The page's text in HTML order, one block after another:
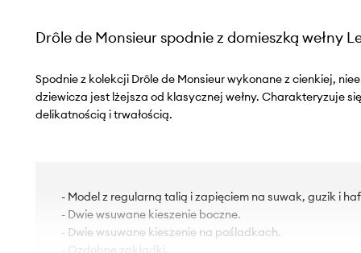
Drôle de Monsieur spodnie z domieszką wełny
Spodnie z kolekcji Drôle de Monsieur wykonane z cienkiej,
dziewicza jest lżejsza od klasycznej wełny. Charakteryzuje
delikatnością i trwałością.
- Model z regularną talią i zapięciem na suwak, guzik i
- Dwie wsuwane kieszenie boczne.
- Dwie wsuwane kieszenie na pośladkach.
- Ozdobne zakładki.